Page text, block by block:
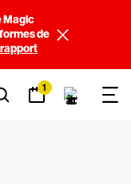
Magic
de
1